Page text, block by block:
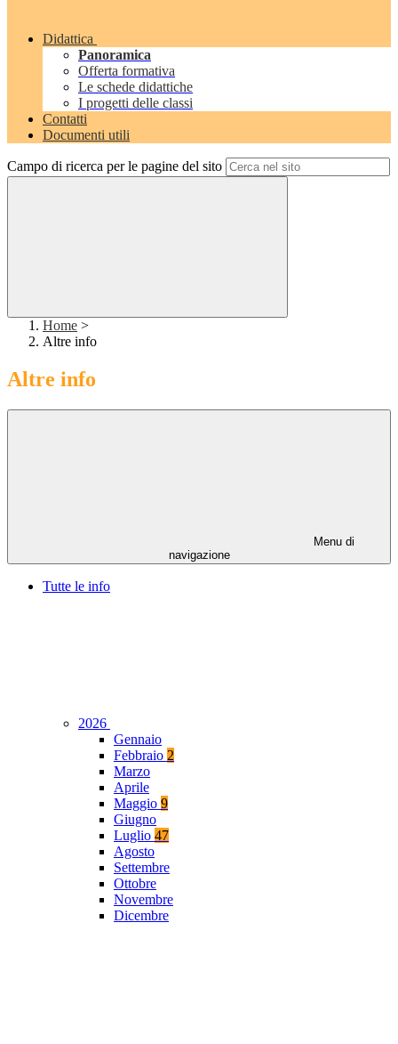
Didattica
Panoramica
Offerta formativa
Le schede didattiche
I progetti delle classi
Contatti
Documenti utili
Campo di ricerca per le pagine del sito
Home >
Altre info
Altre info
Menu di
navigazione
Tutte le info
2026
Gennaio
Febbraio 2
Marzo
Aprile
Maggio 9
Giugno
Luglio 47
Agosto
Settembre
Ottobre
Novembre
Dicembre